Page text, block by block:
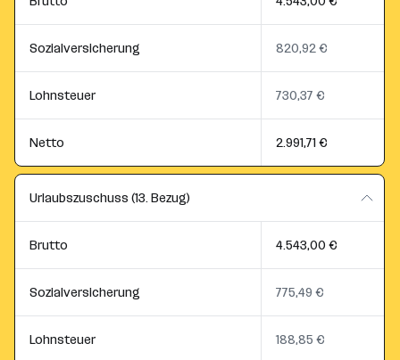
Sozialversicherung 820,92 €
Lohnsteuer 730,37 €
Netto 2.991,71 €
Urlaubszuschuss (13. Bezug)
Brutto 4.543,00 €
Sozialversicherung 775,49 €
Lohnsteuer 188,85 €